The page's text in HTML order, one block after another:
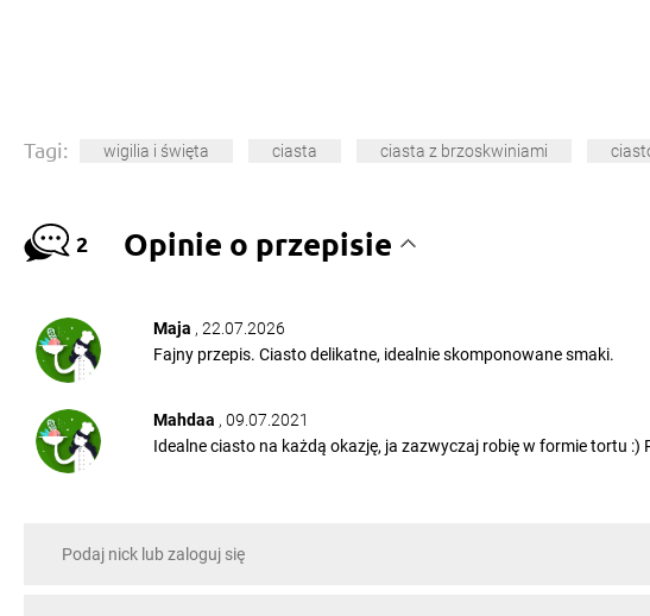
Tagi: wigilia i święta ciasta ciasta z brzoskwiniami
2 Opinie o przepisie
Maja , 22.07.2026
Fajny przepis. Ciasto delikatne, idealnie skomponowane smaki.
Mahdaa , 09.07.2021
Idealne ciasto na każdą okazję, ja zazwyczaj robię w formie tortu